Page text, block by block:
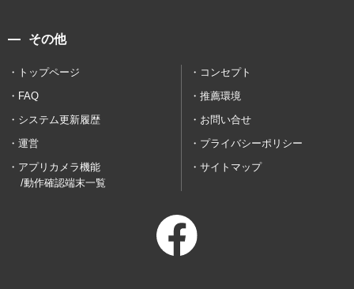
その他
トップページ
コンセプト
FAQ
推薦環境
システム更新履歴
お問い合せ
運営
プライバシーポリシー
アプリカメラ機能
/動作確認端末一覧
サイトマップ